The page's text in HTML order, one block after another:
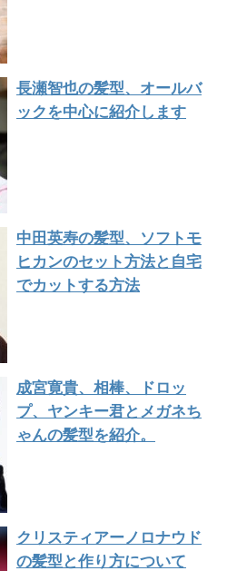
長瀬智也の髪型、オールバ
ックを中心に紹介します
中田英寿の髪型、ソフトモ
ヒカンのセット方法と自宅
でカットする方法
成宮寛貴、相棒、ドロッ
プ、ヤンキー君とメガネち
ゃんの髪型を紹介。
クリスティアーノロナウド
の髪型と作り方について